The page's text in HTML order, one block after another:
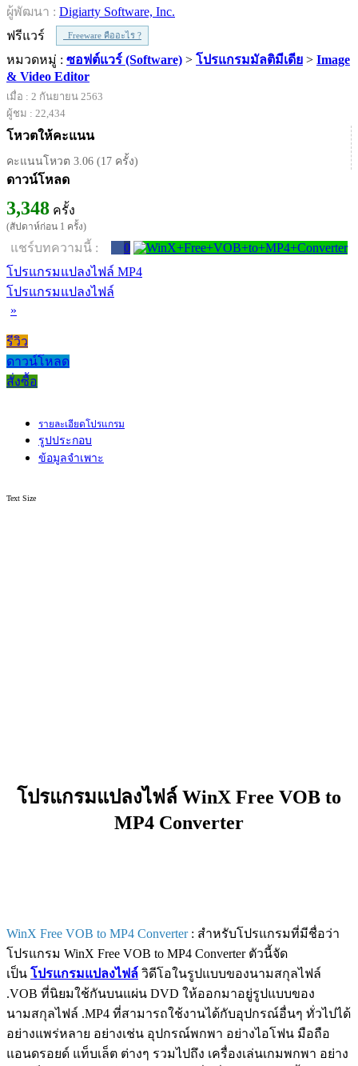
ผู้พัฒนา : Digiarty Software, Inc.
ฟรีแวร์
Freeware คืออะไร ?
หมวดหมู่ : ซอฟต์แวร์ (Software) > โปรแกรมมัลติมีเดีย > Image
& Video Editor
เมื่อ : 2 กันยายน 2563
ผู้ชม : 22,434
โหวตให้คะแนน
คะแนนโหวต 3.06 (17 ครั้ง)
ดาวน์โหลด
3,348 ครั้ง
(สัปดาห์ก่อน 1 ครั้ง)
แชร์บทความนี้ :
0
โปรแกรมแปลงไฟล์ MP4
โปรแกรมแปลงไฟล์
»
รีวิว
ดาวน์โหลด
สั่งซื้อ
รายละเอียดโปรแกรม
รูปประกอบ
ข้อมูลจำเพาะ
Text Size
โปรแกรมแปลงไฟล์ WinX Free VOB to
MP4 Converter
WinX Free VOB to MP4 Converter: สำหรับโปรแกรมที่มีชื่อว่า
โปรแกรม WinX Free VOB to MP4 Converter ตัวนี้จัด
เป็น โปรแกรมแปลงไฟล์ วิดีโอในรูปแบบของนามสกุลไฟล์
.VOB ที่นิยมใช้กันบนแผ่น DVD ให้ออกมาอยู่รูปแบบของ
นามสกุลไฟล์ .MP4 ที่สามารถใช้งานได้กับอุปกรณ์อื่นๆ ทั่วไปได้
อย่างแพร่หลาย อย่างเช่น อุปกรณ์พกพา อย่างไอโฟน มือถือ
แอนดรอยด์ แท็บเล็ต ต่างๆ รวมไปถึง เครื่องเล่นเกมพกพา อย่าง